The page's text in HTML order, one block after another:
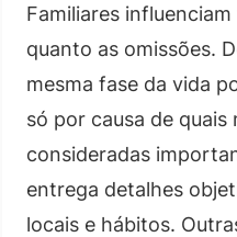
Familiares
quanto as omissões.
mesma fase da vida
só por causa de quais
consideradas
entrega detalhes
locais e hábitos.